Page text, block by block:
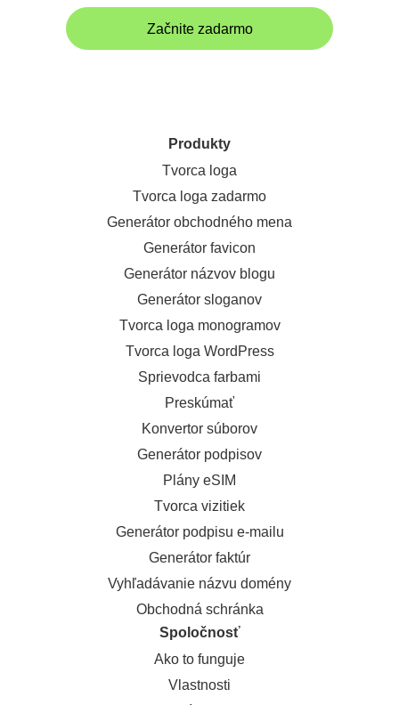
Začnite zadarmo
Produkty
Tvorca loga
Tvorca loga zadarmo
Generátor obchodného mena
Generátor favicon
Generátor názvov blogu
Generátor sloganov
Tvorca loga monogramov
Tvorca loga WordPress
Sprievodca farbami
Preskúmať
Konvertor súborov
Generátor podpisov
Plány eSIM
Tvorca vizitiek
Generátor podpisu e-mailu
Generátor faktúr
Vyhľadávanie názvu domény
Obchodná schránka
Spoločnosť
Ako to funguje
Vlastnosti